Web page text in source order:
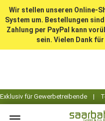
Wir stellen unseren Online-
System um. Bestellungen
Zahlung per PayPal kann
sein. Vielen Dank